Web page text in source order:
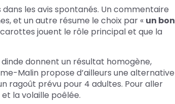
les avis spontanés. Un commentaire
et un autre résume le choix par « un bon
jouent le rôle principal et que la
donnent un résultat homogène,
Malin propose d’ailleurs une alternative
ragoût prévu pour 4 adultes. Pour aller
la volaille poêlée.